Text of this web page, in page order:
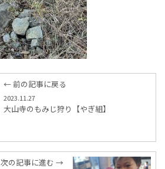
← 前の記事に戻る
2023.11.27
大山寺のもみじ狩り【やぎ組】
次の記事に進む →